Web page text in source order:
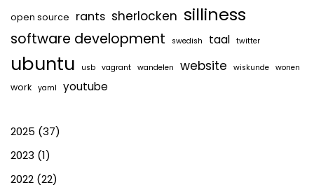
open source rants sherlocken silliness
software development swedish taal twitter
ubuntu usb vagrant wandelen website wiskunde wonen
work yaml youtube
2025 (37)
2023 (1)
2022 (22)